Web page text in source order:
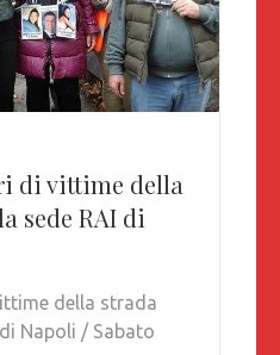
di vittime della
sede RAI di
della strada
Napoli / Sabato